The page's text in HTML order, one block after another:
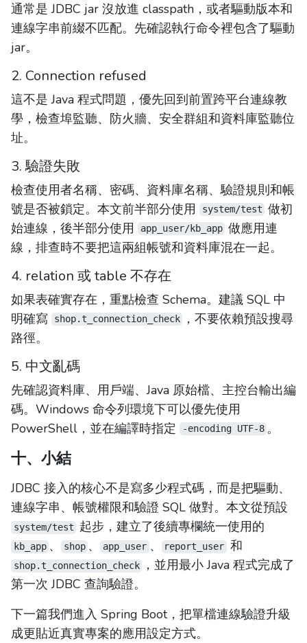
通常是 JDBC jar 沒放進 classpath，或者驅動版本和
連線字串前綴不匹配。先確認執行命令裡包含了驅動
jar。
2. Connection refused
這不是 Java 程式問題，優先回到前置跨平台連線教
學，檢查埠監聽、防火牆、安全群組和資料庫監聽位
址。
3. 驗證失敗
檢查使用者名稱、密碼、資料庫名稱、驗證規則和帳
號是否被鎖定。本文前半部分使用
system/test 做初
始連線，後半部分使用
app_user/kb_app 做應用連
線，排查時不要把這兩組帳號和資料庫混在一起。
4. relation 或 table 不存在
如果表確實存在，重點檢查 Schema。建議 SQL 中
明確寫
shop.t_connection_check
，不要依賴預設搜尋
路徑。
5. 中文亂碼
先確認資料庫、用戶端、Java 原始檔、主控台輸出編
碼。Windows 命令列環境下可以優先使用
PowerShell，並在編譯時指定
-encoding UTF-8 。
十、小結
JDBC 接入的核心不是寫多少程式碼，而是把驅動、
連線字串、帳號權限和驗證 SQL 做對。本文從預設
system/test 起步，建立了後續專欄統一使用的
kb_app 、 shop 、 app_user 、 report_user 和
shop.t_connection_check
，並用最小 Java 程式完成了
第一次 JDBC 查詢驗證。
下一篇我們進入 Spring Boot，把單檔連線驗證升級
成更貼近真實專案的應用設定方式。